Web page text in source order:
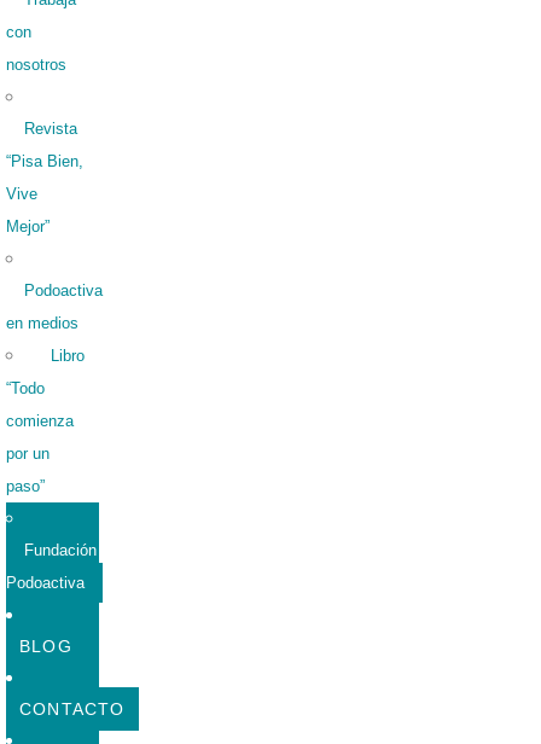
con
nosotros
Revista
“Pisa Bien,
Vive
Mejor”
Podoactiva
en medios
Libro
“Todo
comienza
por un
paso”
Fundación
Podoactiva
BLOG
CONTACTO